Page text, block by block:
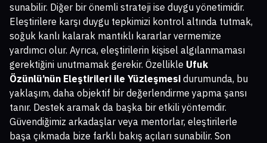
sunabilir. Diğer bir önemli strateji ise duygu yönetimidir.
Eleştirilere karşı duygu tepkimizi kontrol altında tutmak,
soğuk kanlı kalarak mantıklı kararlar vermemize
yardımcı olur. Ayrıca, eleştirilerin kişisel algılanmaması
gerektiğini unutmamak gerekir. Özellikle Ufuk
Özünlü’nün Eleştirileri ile Yüzleşmesi durumunda, bu
yaklaşım, daha objektif bir değerlendirme yapma şansı
tanır. Destek aramak da başka bir etkili yöntemdir.
Güvendiğimiz arkadaşlar veya mentorlar, eleştirilerle
başa çıkmada bize farklı bakış açıları sunabilir. Son